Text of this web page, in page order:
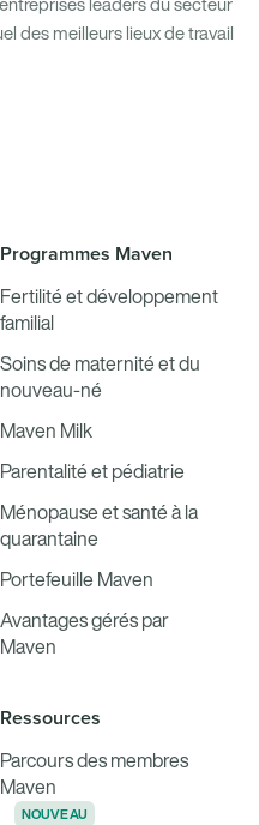
leaders du secteur
des meilleurs lieux de travail
Programmes Maven
Fertilité et développement
familial
Soins de maternité et du
nouveau-né
Maven Milk
Parentalité et pédiatrie
Ménopause et santé à la
quarantaine
Portefeuille Maven
Avantages gérés par
Maven
Ressources
Parcours des membres
Maven
NOUVEAU